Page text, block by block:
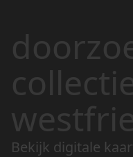
Bekijk digitale